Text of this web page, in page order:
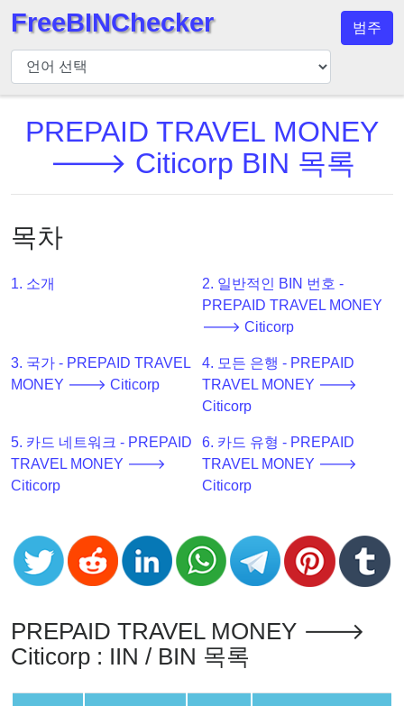
BIN
검
사
기
색
BIN
번
Generator
v2
BIN
CC
from
Banks
Card
Validator
FreeBINChecker 범주
PREPAID TRAVEL MONEY
🡒 Citicorp BIN 목록
목차
1. 소개
2. 일반적인 BIN 번호 -
PREPAID TRAVEL MONEY
🡒 Citicorp
3. 국가 - PREPAID TRAVEL
MONEY 🡒 Citicorp
4. 모든 은행 - PREPAID
TRAVEL MONEY 🡒
Citicorp
5. 카드 네트워크 - PREPAID
TRAVEL MONEY 🡒
Citicorp
6. 카드 유형 - PREPAID
TRAVEL MONEY 🡒
Citicorp
PREPAID TRAVEL MONEY 🡒
Citicorp : IIN / BIN 목록